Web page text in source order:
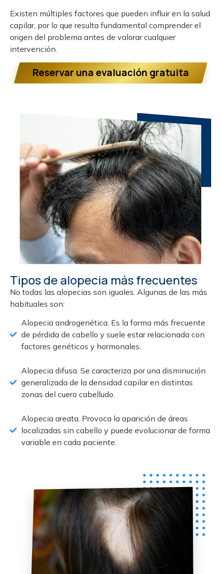
Existen múltiples factores que pueden influir en la salud
capilar, por lo que resulta fundamental comprender el
origen del problema antes de valorar cualquier
intervención.
Reservar una evaluación gratuita
Tipos de alopecia más frecuentes
No todas las alopecias son iguales. Algunas de las más
habituales son:
Alopecia androgenética. Es la forma más frecuente
de pérdida de cabello y suele estar relacionada con
factores genéticos y hormonales.
Alopecia difusa. Se caracteriza por una disminución
generalizada de la densidad capilar en distintas
zonas del cuero cabelludo.
Alopecia areata. Provoca la aparición de áreas
localizadas sin cabello y puede evolucionar de forma
variable en cada paciente.